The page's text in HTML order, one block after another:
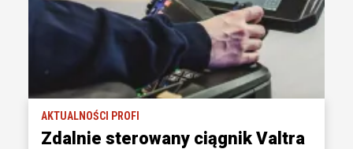
AKTUALNOŚCI PROFI
Zdalnie sterowany ciągnik Valtra